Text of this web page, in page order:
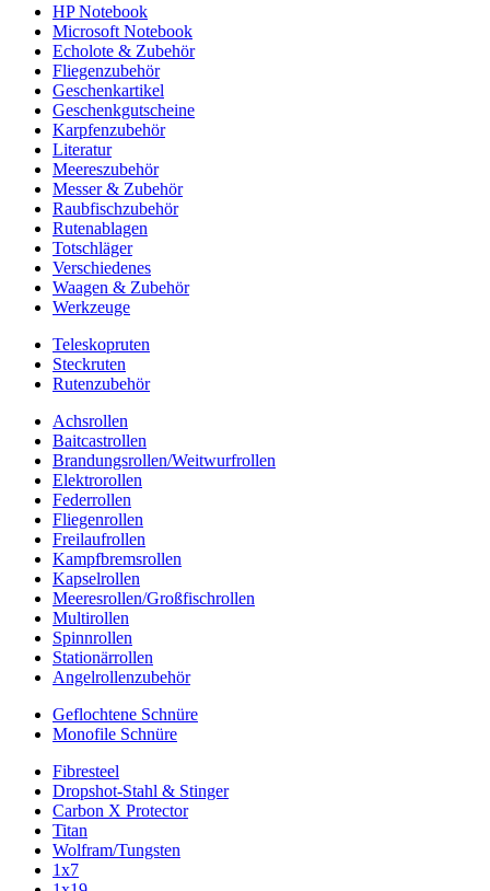
HP Notebook
Microsoft Notebook
Echolote & Zubehör
Fliegenzubehör
Geschenkartikel
Geschenkgutscheine
Karpfenzubehör
Literatur
Meereszubehör
Messer & Zubehör
Raubfischzubehör
Rutenablagen
Totschläger
Verschiedenes
Waagen & Zubehör
Werkzeuge
Teleskopruten
Steckruten
Rutenzubehör
Achsrollen
Baitcastrollen
Brandungsrollen/Weitwurfrollen
Elektrorollen
Federrollen
Fliegenrollen
Freilaufrollen
Kampfbremsrollen
Kapselrollen
Meeresrollen/Großfischrollen
Multirollen
Spinnrollen
Stationärrollen
Angelrollenzubehör
Geflochtene Schnüre
Monofile Schnüre
Fibresteel
Dropshot-Stahl & Stinger
Carbon X Protector
Titan
Wolfram/Tungsten
1x7